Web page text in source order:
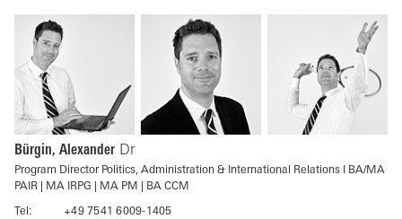
Bürgin, Alexander Dr
Program Director Politics, Administration & International Relations I BA/MA
PAIR | MA IRPG | MA PM | BA CCM
Tel:
+49 7541 6009-1405